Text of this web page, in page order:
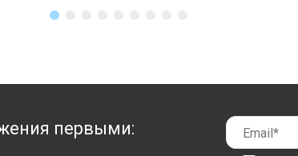
первыми: